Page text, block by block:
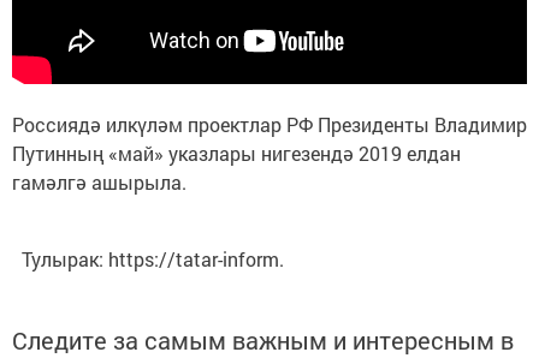
Россиядә илкүләм проектлар РФ Президенты Владимир
Путинның «май» указлары нигезендә 2019 елдан
гамәлгә ашырыла.
Тулырак: https://tatar-inform.
Следите за самым важным и интересным в